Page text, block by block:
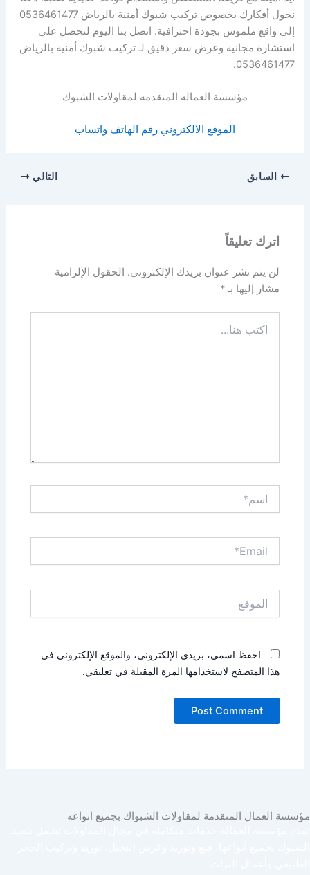
نحول أفكارك بخصوص تركيب شبوك أمنية بالرياض 0536461477
إلى واقع ملموس بجودة احترافية. اتصل بنا اليوم لتحصل على
استشارة مجانية وعرض سعر دقيق لـ تركيب شبوك أمنية بالرياض
0536461477.
مؤسسة العماله المتقدمه لمقاولات الشبوك
الموقع الالكتروني رقم الهاتف واتساب
السابق التالي
اترك تعليقاً
لن يتم نشر عنوان بريدك الإلكتروني. الحقول الإلزامية
مشار إليها بـ*
هنا...
احفظ اسمي، بريدي الإلكتروني، والموقع الإلكتروني في
هذا المتصفح لاستخدامها المرة المقبلة في تعليقي.
مؤسسة العمال المتقدمة لمقاولات الشبواك بجميع انواعه